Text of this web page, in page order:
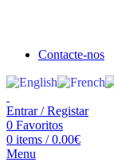
Contacte-nos
Entrar / Registar
0 Favoritos
0 items / 0.00€
Menu